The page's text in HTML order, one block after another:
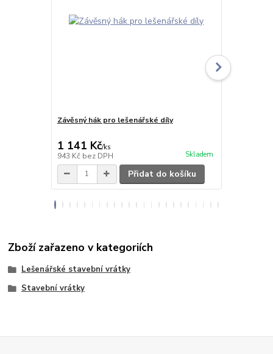
Závěsný hák pro lešenářské díly
1 141 Kč/ks
943 Kč bez DPH Skladem
Přidat do košíku
Zboží zařazeno v kategoriích
Lešenářské stavební vrátky
Stavební vrátky